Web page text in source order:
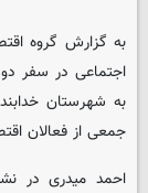
به گزارش گروه
اجتماعی در سفر
به شهرستان
جمعی از فعالان
احمد میدری در